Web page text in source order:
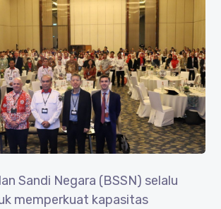
Sandi Negara (BSSN) selalu
memperkuat kapasitas